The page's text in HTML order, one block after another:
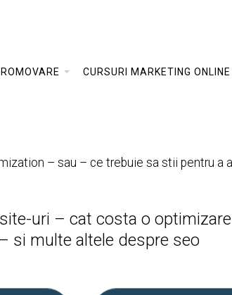
CURSURI MARKETING ONLINE
– sau – ce trebuie sa stii pentru a
uri – cat costa o
si multe altele despre seo